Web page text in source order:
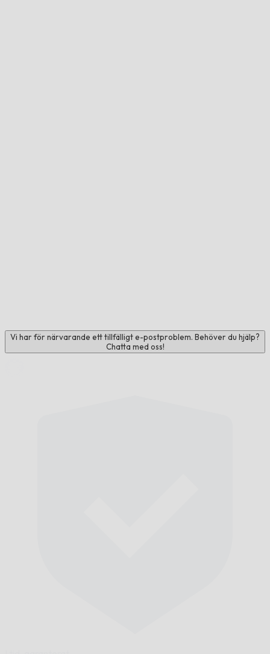
Vi har för närvarande ett tillfälligt e-postproblem. Behöver du hjälp?
Chatta med oss!